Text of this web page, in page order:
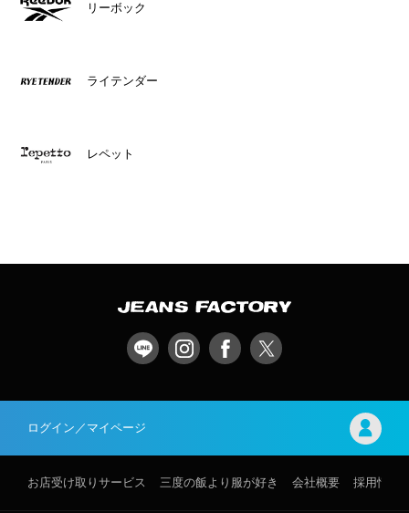
リーボック
ライテンダー
レペット
ログイン／マイページ
お店受け取りサービス 三度の飯より服が好き 会社概要 採用情報